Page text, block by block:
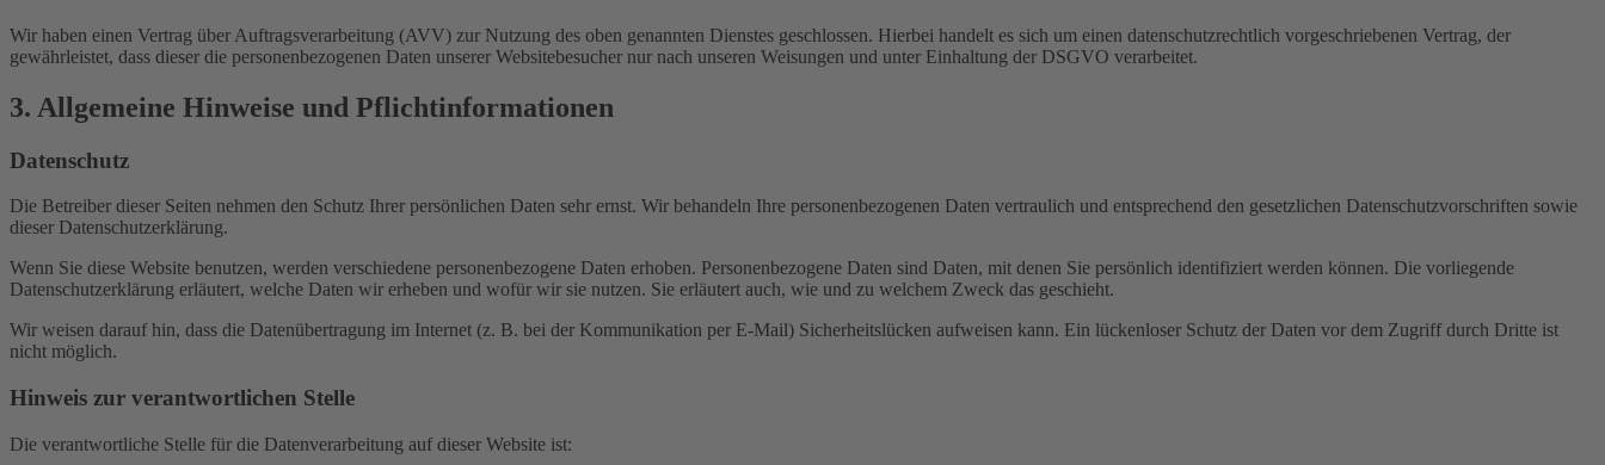
Wir haben einen Vertrag über Auftragsverarbeitung (AVV) zur Nutzung des oben genannten Dienstes geschlossen. Hierbei handelt es sich um einen datenschutzrechtlich vorgeschriebenen Vertrag, der
gewährleistet, dass dieser die personenbezogenen Daten unserer Websitebesucher nur nach unseren Weisungen und unter Einhaltung der DSGVO verarbeitet.
3. Allgemeine Hinweise und Pflicht­informationen
Datenschutz
Die Betreiber dieser Seiten nehmen den Schutz Ihrer persönlichen Daten sehr ernst. Wir behandeln Ihre personenbezogenen Daten vertraulich und entsprechend den gesetzlichen Datenschutzvorschriften sowie
dieser Datenschutzerklärung.
Wenn Sie diese Website benutzen, werden verschiedene personenbezogene Daten erhoben. Personenbezogene Daten sind Daten, mit denen Sie persönlich identifiziert werden können. Die vorliegende
Datenschutzerklärung erläutert, welche Daten wir erheben und wofür wir sie nutzen. Sie erläutert auch, wie und zu welchem Zweck das geschieht.
Wir weisen darauf hin, dass die Datenübertragung im Internet (z. B. bei der Kommunikation per E-Mail) Sicherheitslücken aufweisen kann. Ein lückenloser Schutz der Daten vor dem Zugriff durch Dritte ist
nicht möglich.
Hinweis zur verantwortlichen Stelle
Die verantwortliche Stelle für die Datenverarbeitung auf dieser Website ist: